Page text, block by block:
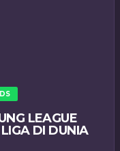
LEAGUE
DI DUNIA